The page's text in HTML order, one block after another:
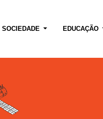
EDUCAÇÃO